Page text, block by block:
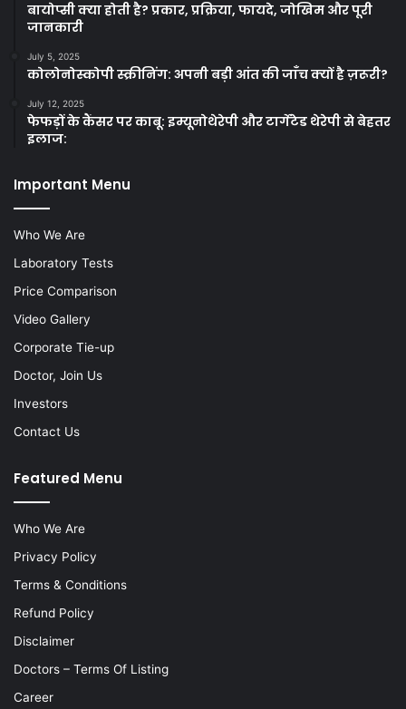
बायोप्सी क्या होती है? प्रकार, प्रक्रिया, फायदे, जोखिम और पूरी
जानकारी
July 5, 2025
कोलोनोस्कोपी स्क्रीनिंग: अपनी बड़ी आंत की जाँच क्यों है ज़रूरी?
July 12, 2025
फेफड़ों के कैंसर पर काबू: इम्यूनोथेरेपी और टार्गेटेड थेरेपी से बेहतर
इलाज:
Important Menu
Who We Are
Laboratory Tests
Price Comparison
Video Gallery
Corporate Tie-up
Doctor, Join Us
Investors
Contact Us
Featured Menu
Who We Are
Privacy Policy
Terms & Conditions
Refund Policy
Disclaimer
Doctors – Terms Of Listing
Career